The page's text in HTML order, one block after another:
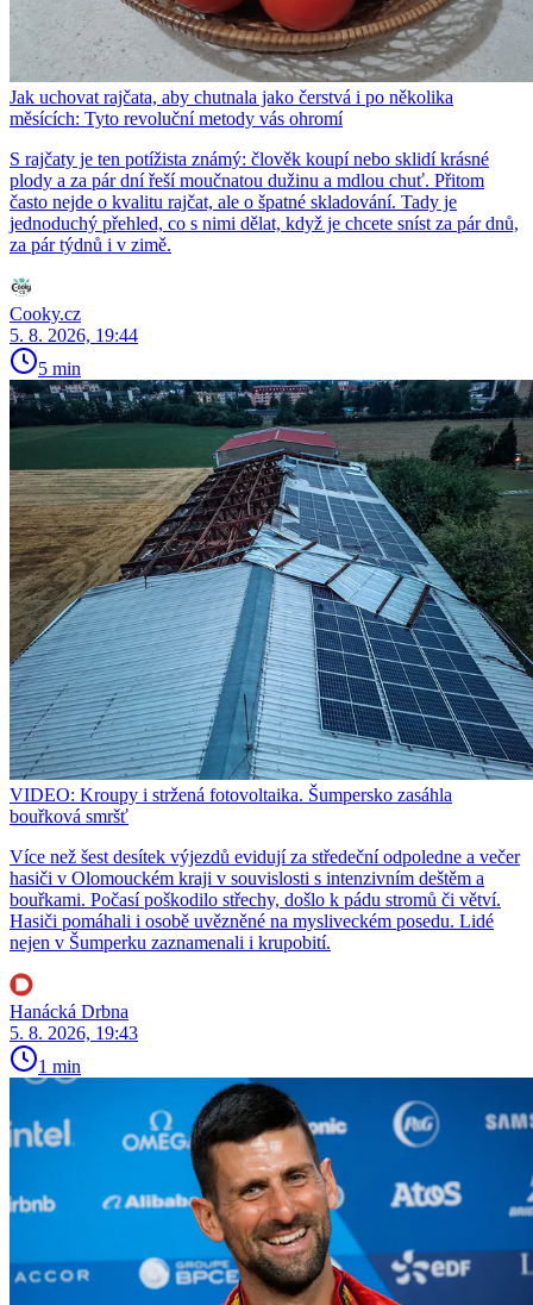
Jak uchovat rajčata, aby chutnala jako čerstvá i po několika
měsících: Tyto revoluční metody vás ohromí
S rajčaty je ten potížista známý: člověk koupí nebo sklidí krásné
plody a za pár dní řeší moučnatou dužinu a mdlou chuť. Přitom
často nejde o kvalitu rajčat, ale o špatné skladování. Tady je
jednoduchý přehled, co s nimi dělat, když je chcete sníst za pár dnů,
za pár týdnů i v zimě.
Cooky.cz
5. 8. 2026, 19:44
5 min
VIDEO: Kroupy i stržená fotovoltaika. Šumpersko zasáhla
bouřková smršť
Více než šest desítek výjezdů evidují za středeční odpoledne a večer
hasiči v Olomouckém kraji v souvislosti s intenzivním deštěm a
bouřkami. Počasí poškodilo střechy, došlo k pádu stromů či větví.
Hasiči pomáhali i osobě uvězněné na mysliveckém posedu. Lidé
nejen v Šumperku zaznamenali i krupobití.
Hanácká Drbna
5. 8. 2026, 19:43
1 min